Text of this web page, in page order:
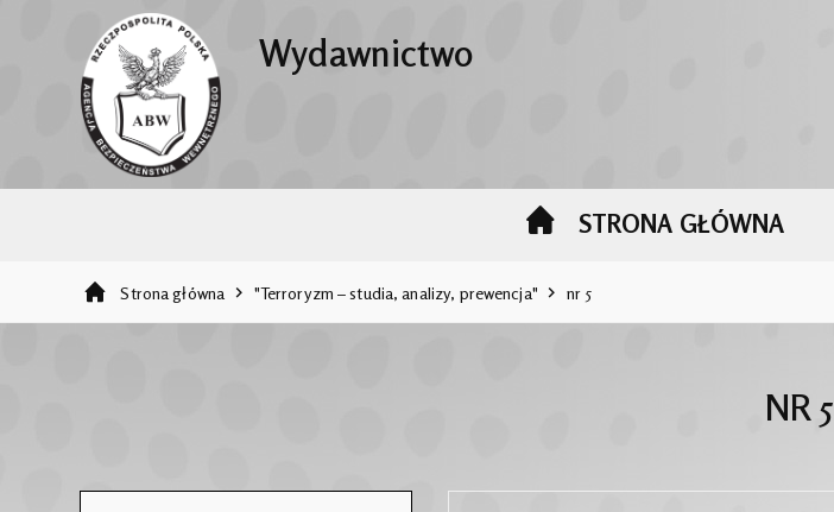
Wydawnictwo
STRONA GŁÓWNA
Strona główna "Terroryzm – studia, analizy, prewencja" nr 5
NR 5